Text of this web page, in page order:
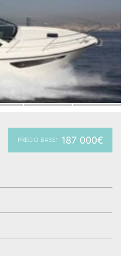
PRECIO BASE: 187 000€